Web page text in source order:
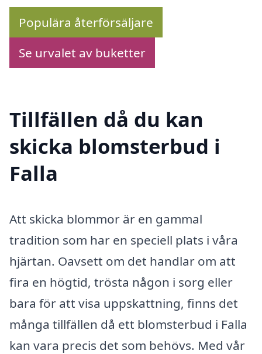
Populära återförsäljare
Se urvalet av buketter
Tillfällen då du kan
skicka blomsterbud i
Falla
Att skicka blommor är en gammal
tradition som har en speciell plats i våra
hjärtan. Oavsett om det handlar om att
fira en högtid, trösta någon i sorg eller
bara för att visa uppskattning, finns det
många tillfällen då ett blomsterbud i Falla
kan vara precis det som behövs. Med vår